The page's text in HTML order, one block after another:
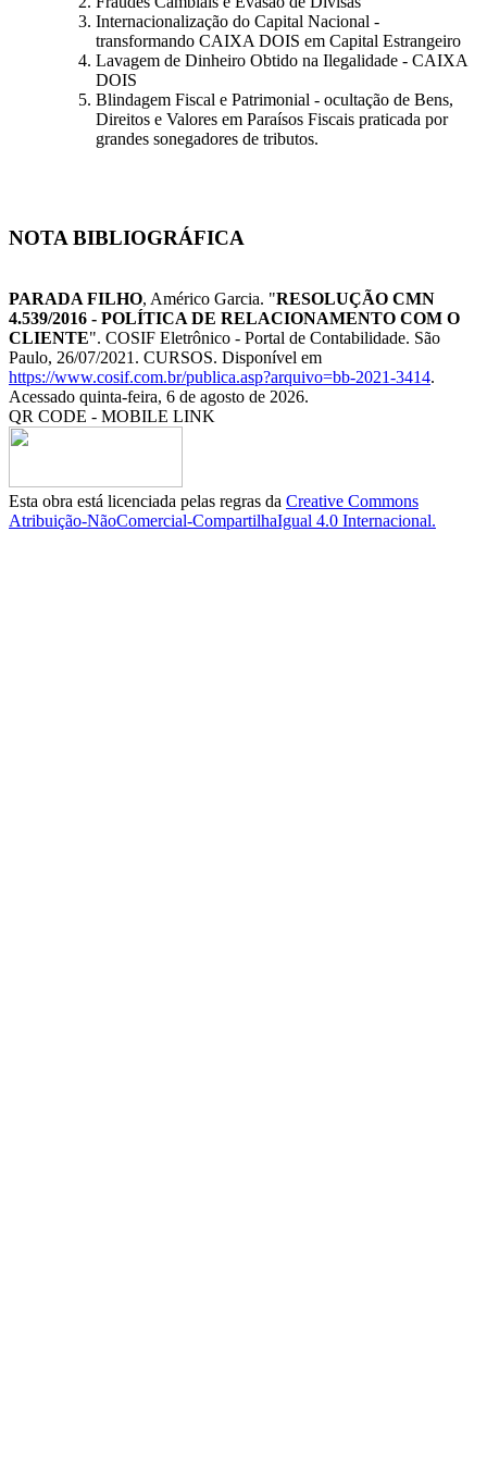
Internacionalização do Capital Nacional -
transformando CAIXA DOIS em Capital Estrangeiro
Lavagem de Dinheiro Obtido na Ilegalidade - CAIXA
DOIS
Blindagem Fiscal e Patrimonial - ocultação de Bens,
Direitos e Valores em Paraísos Fiscais praticada por
grandes sonegadores de tributos.
NOTA BIBLIOGRÁFICA
PARADA FILHO, Américo Garcia. "RESOLUÇÃO CMN
4.539/2016 - POLÍTICA DE RELACIONAMENTO COM O
CLIENTE". COSIF Eletrônico - Portal de Contabilidade. São
Paulo, 26/07/2021. CURSOS. Disponível em
https://www.cosif.com.br/publica.asp?arquivo=bb-2021-3414.
Acessado quinta-feira, 6 de agosto de 2026.
QR CODE - MOBILE LINK
Esta obra está licenciada pelas regras da Creative Commons
Atribuição-NãoComercial-CompartilhaIgual 4.0 Internacional.